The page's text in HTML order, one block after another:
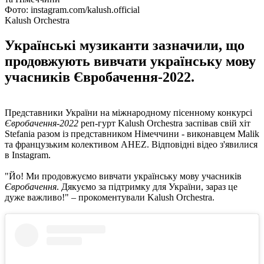
Фото: instagram.com/kalush.official
Kalush Orchestra
Українські музиканти зазначили, що
продовжують вивчати українську мову
учасників Євробачення-2022.
Представники України на міжнародному пісенному конкурсі
Євробачення-2022 реп-гурт Kalush Orchestra заспівав свій хіт
Stefania разом із представником Німеччини - виконавцем Malik
та французьким колективом AHEZ. Відповідні відео з'явилися
в Instagram.
"Йо! Ми продовжуємо вивчати українську мову учасників
Євробачення. Дякуємо за підтримку для України, зараз це
дуже важливо!" – прокоментували Kalush Orchestra.